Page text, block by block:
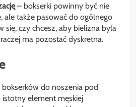
– bokserki powinny być nie
ale także pasować do ogólnego
się, czy chcesz, aby bielizna była
ma pozostać dyskretna.
do noszenia pod
element męskiej